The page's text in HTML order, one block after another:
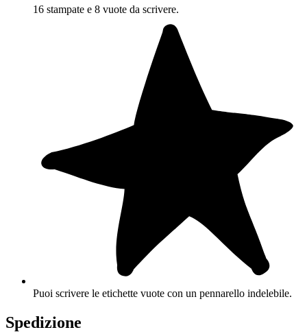
16 stampate e 8 vuote da scrivere.
Puoi scrivere le etichette vuote con un pennarello indelebile.
Spedizione